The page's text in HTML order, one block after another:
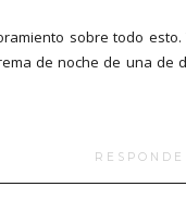
sobre todo esto.
de noche de una de